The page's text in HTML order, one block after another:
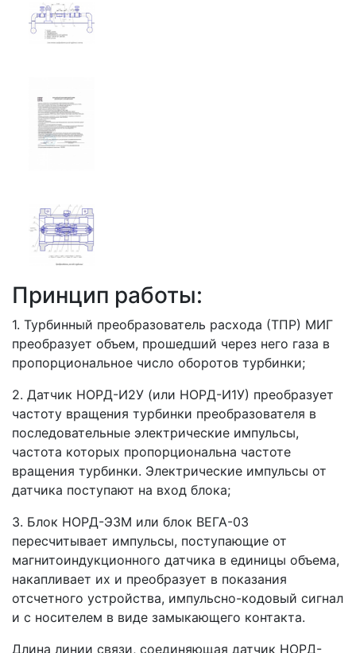
Принцип работы:
1. Турбинный преобразователь расхода (ТПР) МИГ
преобразует объем, прошедший через него газа в
пропорциональное число оборотов турбинки;
2. Датчик НОРД-И2У (или НОРД-И1У) преобразует
частоту вращения турбинки преобразователя в
последовательные электрические импульсы,
частота которых пропорциональна частоте
вращения турбинки. Электрические импульсы от
датчика поступают на вход блока;
3. Блок НОРД-Э3М или блок ВЕГА-03
пересчитывает импульсы, поступающие от
магнитоиндукционного датчика в единицы объема,
накапливает их и преобразует в показания
отсчетного устройства, импульсно-кодовый сигнал
и с носителем в виде замыкающего контакта.
Длина линии связи, соединяющая датчик НОРД-